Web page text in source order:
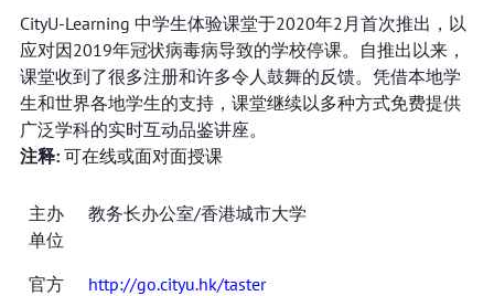
CityU-Learning 中学生体验课堂于2020年2月首次推出，以
应对因2019年冠状病毒病导致的学校停课。自推出以来，
课堂收到了很多注册和许多令人鼓舞的反馈。凭借本地学
生和世界各地学生的支持，课堂继续以多种方式免费提供
广泛学科的实时互动品鉴讲座。
注释:可在线或面对面授课
主办
单位
教务长办公室/香港城市大学
官方
http://go.cityu.hk/taster